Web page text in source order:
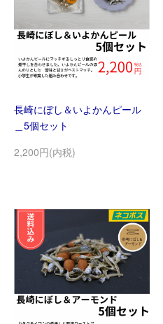
長崎にぼし＆いよかんピール
＿5個セット
2,200円(内税)